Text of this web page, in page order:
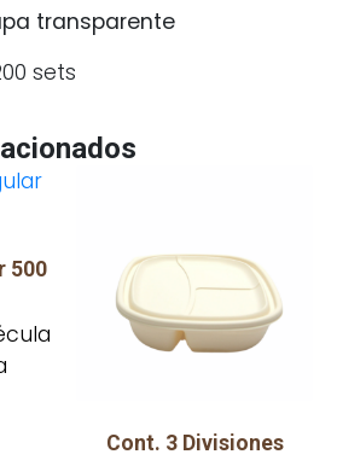
transparente
sets
500
Cont. 3 Divisiones